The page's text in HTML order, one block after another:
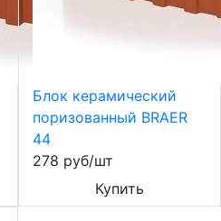
Блок керамический
поризованный BRAER
44
278 руб/шт
Купить